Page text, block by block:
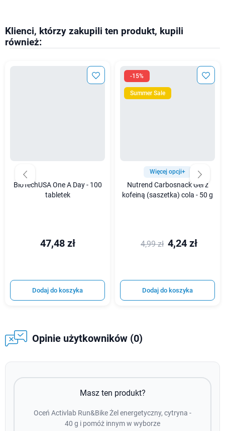
Klienci, którzy zakupili ten produkt, kupili
również:
BioTechUSA One A Day - 100
tabletek
47,48 zł
Dodaj do koszyka
-15%
Summer Sale
Więcej opcji+
Nutrend Carbosnack Gel z
kofeiną (saszetka) cola - 50 g
4,99 zł 4,24 zł
Dodaj do koszyka
Opinie użytkowników (0)
Masz ten produkt?
Oceń Activlab Run&Bike Żel energetyczny, cytryna -
40 g i pomóż innym w wyborze